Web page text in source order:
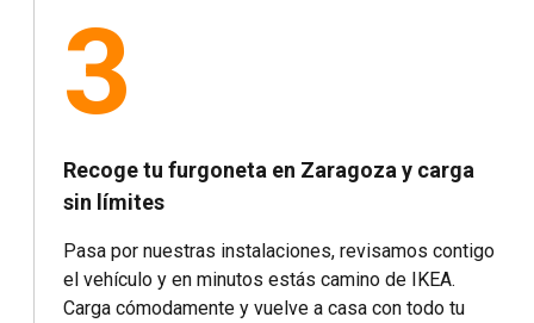
3
Recoge tu furgoneta en Zaragoza y carga
sin límites
Pasa por nuestras instalaciones, revisamos contigo
el vehículo y en minutos estás camino de IKEA.
Carga cómodamente y vuelve a casa con todo tu